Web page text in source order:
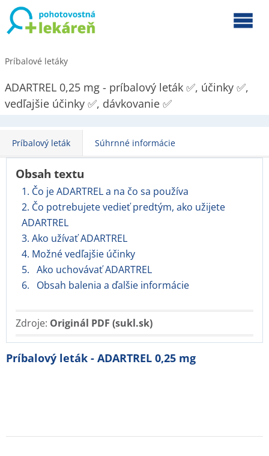
Príbalové letáky
ADARTREL 0,25 mg - príbalový leták ✅, účinky ✅,
vedľajšie účinky ✅, dávkovanie ✅
Príbalový leták Súhrnné informácie
Obsah textu
1. Čo je ADARTREL a na čo sa používa
2. Čo potrebujete vedieť predtým, ako užijete
ADARTREL
3. Ako užívať ADARTREL
4. Možné vedľajšie účinky
5. Ako uchovávať ADARTREL
6. Obsah balenia a ďalšie informácie
Zdroje: Originál PDF (sukl.sk)
Príbalový leták - ADARTREL 0,25 mg